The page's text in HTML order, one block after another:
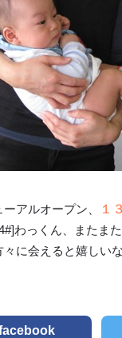
アルオープン、 １
わっくん、またま
々に会えると嬉しい